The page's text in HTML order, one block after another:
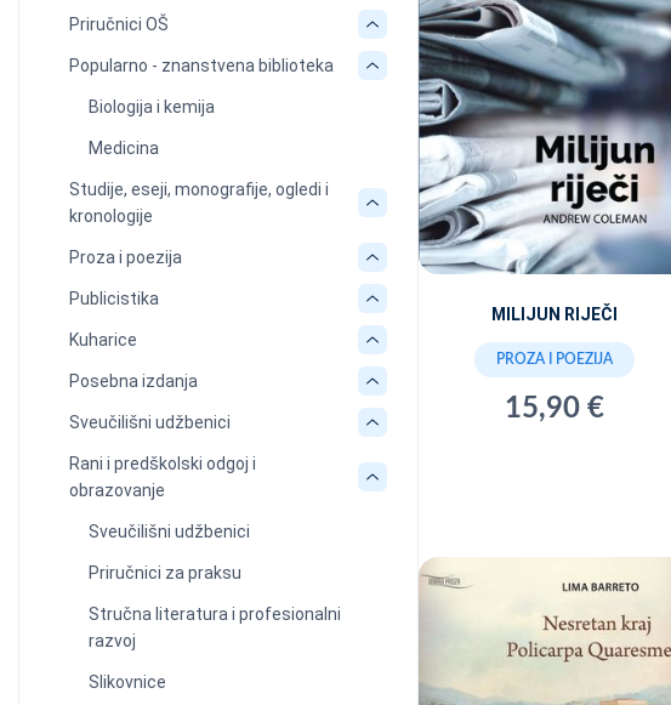
Priručnici OŠ
Popularno - znanstvena biblioteka
Biologija i kemija
Medicina
Studije, eseji, monografije, ogledi i
kronologije
Proza i poezija
Publicistika
Kuharice
Posebna izdanja
Sveučilišni udžbenici
Rani i predškolski odgoj i
obrazovanje
Sveučilišni udžbenici
Priručnici za praksu
Stručna literatura i profesionalni
razvoj
Slikovnice
MILIJUN RIJEČI
PROZA I POEZIJA
15,90 €